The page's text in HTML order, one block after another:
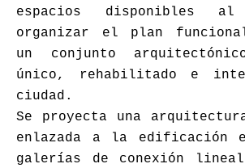
espacios disponibles
organizar el plan
un conjunto
único, rehabilitado e
ciudad.
Se proyecta una
enlazada a la edificación
galerías de conexión